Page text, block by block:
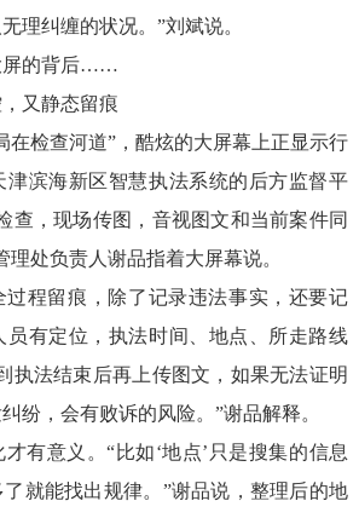
理纠缠的状况。”刘斌说。
的背后……
又静态留痕
检查河道”，酷炫的大屏幕上正显示行
津滨海新区智慧执法系统的后方监督平
查，现场传图，音视图文和当前案件同
理处负责人谢品指着大屏幕说。
留痕，除了记录违法事实，还要记
员有定位，执法时间、地点、所走路线
执法结束后再上传图文，如果无法证明
纷，会有败诉的风险。”谢品解释。
意义。“比如‘地点’只是搜集的信息
就能找出规律。”谢品说，整理后的地